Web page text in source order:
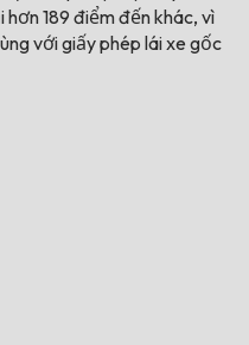
189 điểm đến khác, vì
với giấy phép lái xe gốc